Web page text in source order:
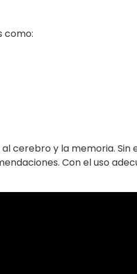
como:
cerebro y la memoria. Sin
Con el uso